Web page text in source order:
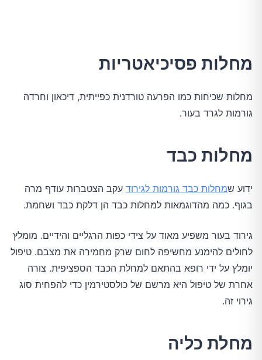
מחלות פסיכיאטריות
מחלות שכיחות כמו הפרעה טורדנית כפייתית, דיכאון וחרדה
גורמות לגרד בעור.
מחלות כבד
ידוע שמחלות כבד גורמות לגירוד עקב הצטברות עודף מרה
בגוף. כמה מהדוגמאות למחלות כבד הן דלקת כבד ושחמת.
גירוד בעור משפיע מאוד על צידי כפות הרגליים והידיים. מומלץ
לחולים להימנע מחשיפה לחום שרק מחמירה את מצבם. טיפול
יומלץ על ידי רופא בהתאם למחלת הכבד הספציפית. צורה
אחרת של טיפול היא מרשם של כולסטירמין כדי להפחית סוג
גירוי זה.
מחלת כליה